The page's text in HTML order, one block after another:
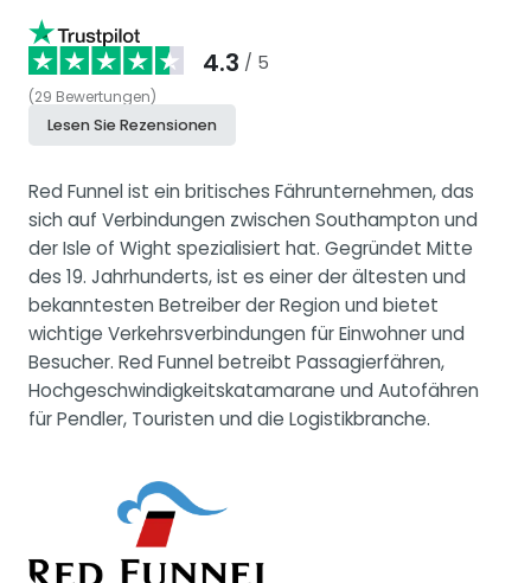
4.3 / 5
(29 Bewertungen)
Lesen Sie Rezensionen
Red Funnel ist ein britisches Fährunternehmen, das
sich auf Verbindungen zwischen Southampton und
der Isle of Wight spezialisiert hat. Gegründet Mitte
des 19. Jahrhunderts, ist es einer der ältesten und
bekanntesten Betreiber der Region und bietet
wichtige Verkehrsverbindungen für Einwohner und
Besucher. Red Funnel betreibt Passagierfähren,
Hochgeschwindigkeitskatamarane und Autofähren
für Pendler, Touristen und die Logistikbranche.